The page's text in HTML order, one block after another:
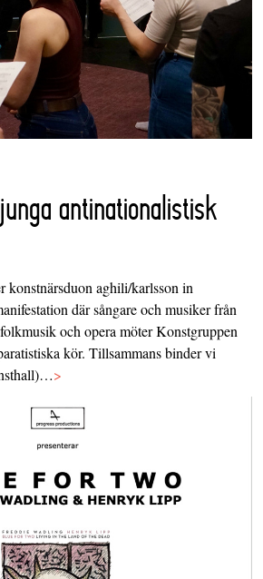
antinationalistisk
konstnärsduon aghili/karlsson in
där sångare och musiker från
och opera möter Konstgruppen
kör. Tillsammans binder vi
>